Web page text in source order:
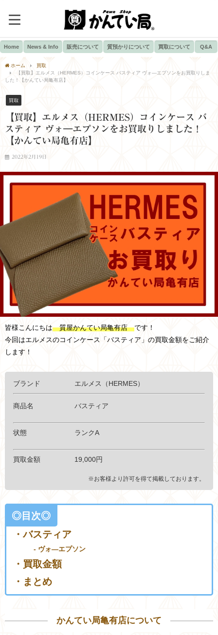
Home News & Info 販売について 質預かりについて 買取について Q&A
ホーム
買取
【買取】エルメス（HERMES）コインケース バスティア ヴォ―エプソンをお買取りしま
した！【かんてい局亀有店】
買取
【買取】エルメス（HERMES）コインケース バ
スティア ヴォ―エプソンをお買取りしました！
【かんてい局亀有店】
2022年2月19日
皆様こんにちは質屋かんてい局亀有店です！
今回はエルメスのコインケース「バスティア」の買取金額をご紹介
します！
ブランド エルメス（HERMES）
商品名 バスティア
状態 ランクA
買取金額 19,000円
※お客様より許可を得て掲載しております。
◎目次◎
・バスティア
- ヴォ―エプソン
・買取金額
・まとめ
かんてい局亀有店について